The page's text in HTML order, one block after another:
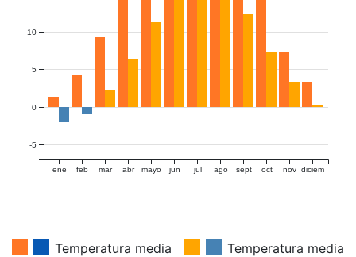
ene feb mar abr mayo jun jul ago sept oct nov diciem
-5
0
5
10
Temperatura media
Temperatura media